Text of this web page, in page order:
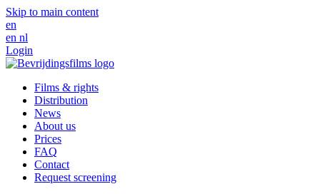
Skip to main content
en
en nl
Login
Films & rights
Distribution
News
About us
Prices
FAQ
Contact
Request screening